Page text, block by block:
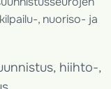
, nuoriso- ja
hiihto-,